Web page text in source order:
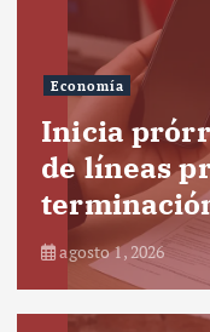
Economía
Inicia
de líneas
agosto 1, 2026